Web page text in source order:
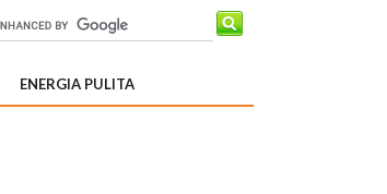
ENERGIA PULITA